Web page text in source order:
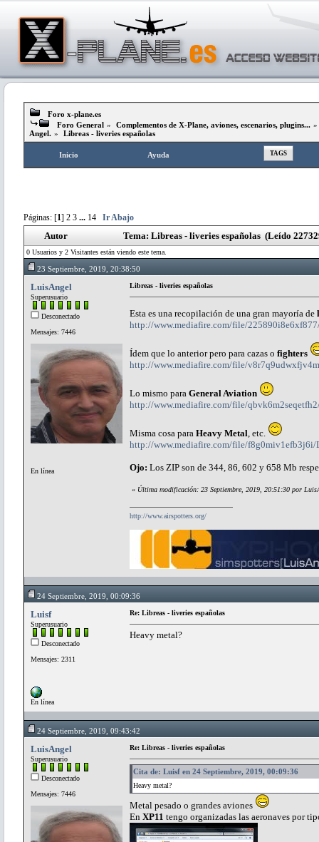
Foro x-plane.es
Foro General » Complementos de X-Plane, aviones, escenarios, plugins... »
Angel. » Libreas - liveries españolas
Inicio Ayuda TAGS
Páginas: [1] 2 3 ... 14 Ir Abajo
Autor Tema: Libreas - liveries españolas (Leído
0 Usuarios y 2 Visitantes están viendo este tema.
23 Septiembre, 2019, 20:38:50
LuisAngel
Superusuario
Desconectado
Mensajes: 7446
En línea
Libreas - liveries españolas
Esta es una recopilación de una gran mayoría de
http://www.mediafire.com/file/
Ídem que lo anterior pero para cazas o fighters
http://www.mediafire.com/file/
Lo mismo para General Aviation
http://www.mediafire.com/file/
Misma cosa para Heavy Metal , etc.
http://www.mediafire.com/file/
Ojo: Los ZIP son de 344, 86, 602 y 658 Mb
« Última modificación: 23 Septiembre, 2019, 20:51:30 por
http://www.airspotters.org/
24 Septiembre, 2019, 00:09:36
Luisf
Superusuario
Desconectado
Mensajes: 2311
En línea
Re: Libreas - liveries españolas
Heavy metal?
24 Septiembre, 2019, 09:43:42
LuisAngel
Superusuario
Desconectado
Mensajes: 7446
Re: Libreas - liveries españolas
Cita de: Luisf en 24 Septiembre, 2019, 00:09:36
Heavy metal?
Metal pesado o grandes aviones
En XP11 tengo organizadas las aeronaves por